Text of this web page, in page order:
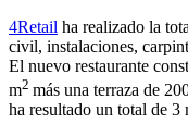
4Retail ha realizado la
civil, instalaciones,
El nuevo restaurante
m2 más una terraza de
ha resultado un total de 3